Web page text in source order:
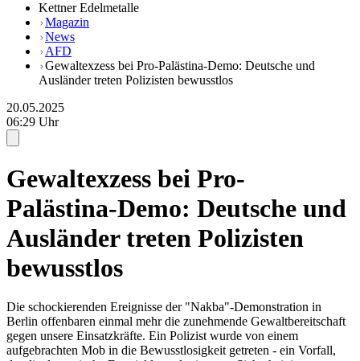
Kettner Edelmetalle
Magazin
News
AFD
Gewaltexzess bei Pro-Palästina-Demo: Deutsche und
Ausländer treten Polizisten bewusstlos
20.05.2025
06:29 Uhr
Gewaltexzess bei Pro-
Palästina-Demo: Deutsche und
Ausländer treten Polizisten
bewusstlos
Die schockierenden Ereignisse der "Nakba"-Demonstration in
Berlin offenbaren einmal mehr die zunehmende Gewaltbereitschaft
gegen unsere Einsatzkräfte. Ein Polizist wurde von einem
aufgebrachten Mob in die Bewusstlosigkeit getreten - ein Vorfall,